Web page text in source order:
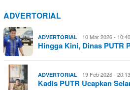
ADVERTORIAL
ADVERTORIAL 10 Mar 2026 -
Hingga Kini, Dinas PUTR
ADVERTORIAL 19 Feb 2026 -
Kadis PUTR Ucapkan